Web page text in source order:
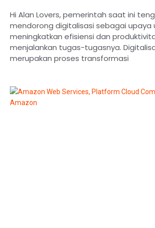
Hi Alan Lovers, pemerintah saat ini
mendorong digitalisasi sebagai upaya
meningkatkan efisiensi dan
menjalankan tugas-tugasnya.
merupakan proses transformasi